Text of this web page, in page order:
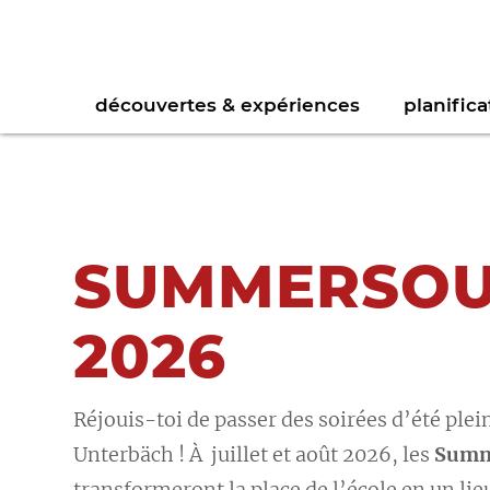
découvertes & expériences
Vélo
Randonnées
Trottinette
Webshop
Téléchargement de la brochure
Bulletin d’information
2026
Réjouis-toi de passer des soirées d’été
Unterbäch ! À juillet et août 2026, les